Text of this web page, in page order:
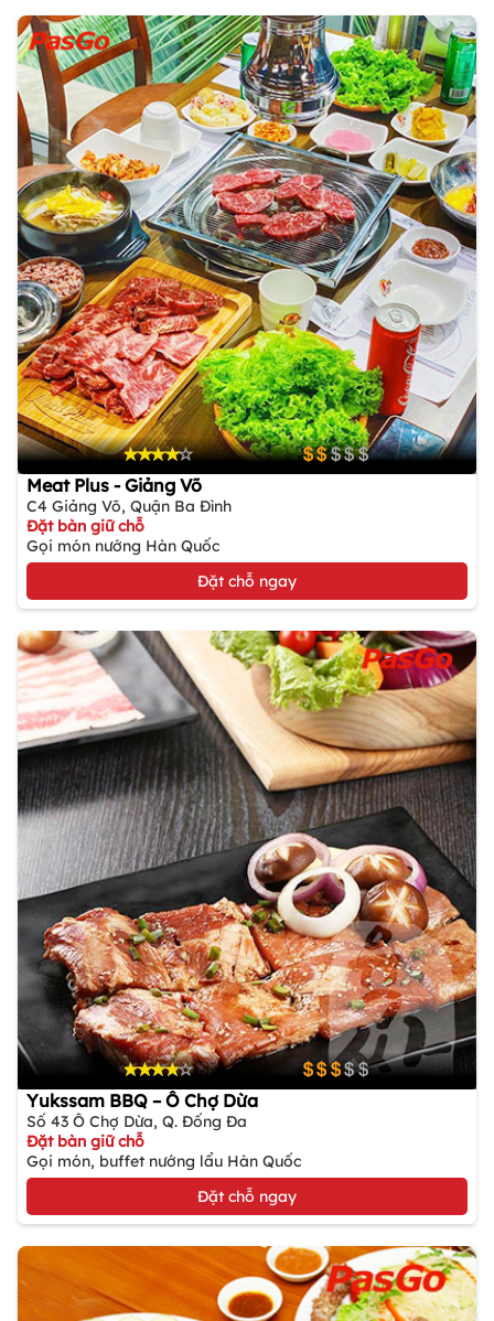
Meat Plus - Giảng Võ
C4 Giảng Võ, Quận Ba Đình
Đặt bàn giữ chỗ
Gọi món nướng Hàn Quốc
Đặt chỗ ngay
Yukssam BBQ – Ô Chợ Dừa
Số 43 Ô Chợ Dừa, Q. Đống Đa
Đặt bàn giữ chỗ
Gọi món, buffet nướng lẩu Hàn Quốc
Đặt chỗ ngay